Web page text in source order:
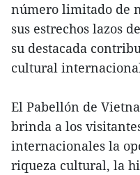
número limitado de
sus estrechos lazos
su destacada
cultural
El Pabellón de
brinda a los
internacionales la
riqueza cultural, la